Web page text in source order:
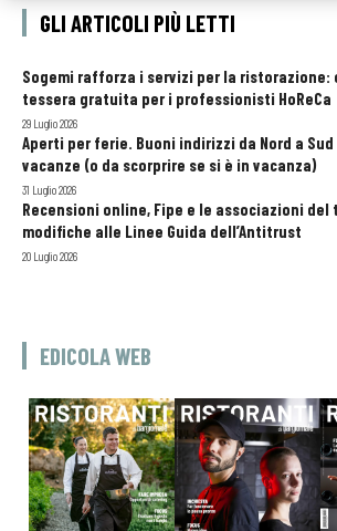
GLI ARTICOLI PIÙ LETTI
Sogemi rafforza i servizi per la ristorazione:
tessera gratuita per i professionisti HoReCa
29 Luglio 2026
Aperti per ferie. Buoni indirizzi da Nord a
vacanze (o da scorprire se si è in vacanza)
31 Luglio 2026
Recensioni online, Fipe e le associazioni del
modifiche alle Linee Guida dell’Antitrust
20 Luglio 2026
EDICOLA WEB